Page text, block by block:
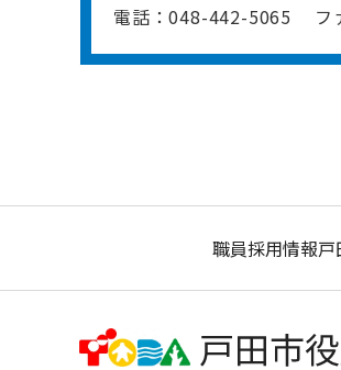
電話：048-442-5065
フ
職員採用情報